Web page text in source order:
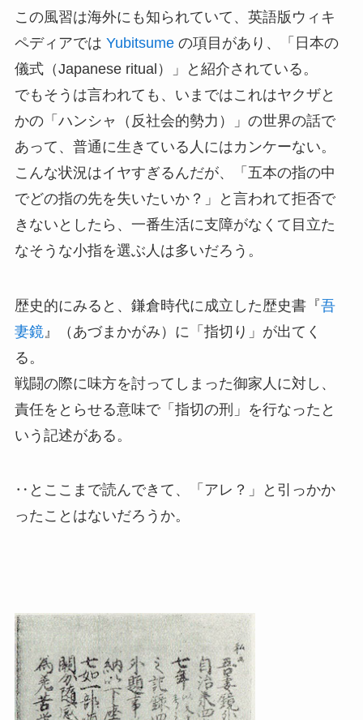
この風習は海外にも知られていて、英語版ウィキ
ペディアでは Yubitsumeの項目があり、「日本の
儀式（Japanese ritual）」と紹介されている。
でもそうは言われても、いまではこれはヤクザと
かの「ハンシャ（反社会的勢力）」の世界の話で
あって、普通に生きている人にはカンケーない。
こんな状況はイヤすぎるんだが、「五本の指の中
でどの指の先を失いたいか？」と言われて拒否で
きないとしたら、一番生活に支障がなくて目立た
なそうな小指を選ぶ人は多いだろう。
歴史的にみると、鎌倉時代に成立した歴史書『吾
妻鏡』（あづまかがみ）に「指切り」が出てく
る。
戦闘の際に味方を討ってしまった御家人に対し、
責任をとらせる意味で「指切の刑」を行なったと
いう記述がある。
‥とここまで読んできて、「アレ？」と引っかか
ったことはないだろうか。